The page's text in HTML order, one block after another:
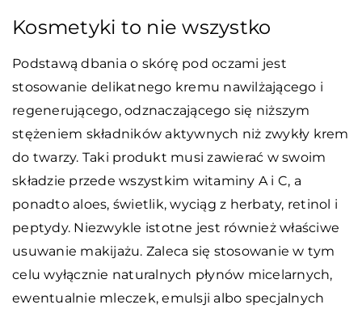
Kosmetyki to nie wszystko
Podstawą dbania o skórę pod oczami jest
stosowanie delikatnego kremu nawilżającego i
regenerującego, odznaczającego się niższym
stężeniem składników aktywnych niż zwykły krem
do twarzy. Taki produkt musi zawierać w swoim
składzie przede wszystkim witaminy A i C, a
ponadto aloes, świetlik, wyciąg z herbaty, retinol i
peptydy. Niezwykle istotne jest również właściwe
usuwanie makijażu. Zaleca się stosowanie w tym
celu wyłącznie naturalnych płynów micelarnych,
ewentualnie mleczek, emulsji albo specjalnych